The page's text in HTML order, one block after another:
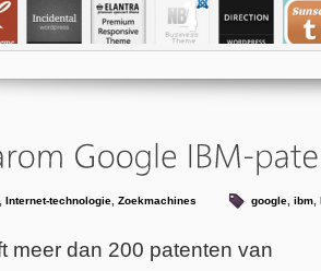
Internet-technologie, Zoekmachines google, ibm,
meer dan 200 patenten van